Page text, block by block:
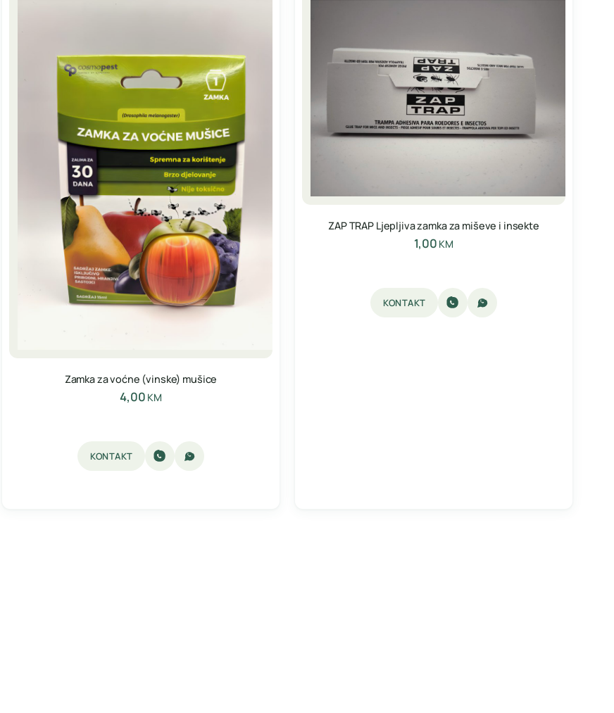
Zamka za voćne (vinske) mušice
4,00 KM
KONTAKT
ZAP TRAP Ljepljiva zamka za miševe i insekte
1,00 KM
KONTAKT